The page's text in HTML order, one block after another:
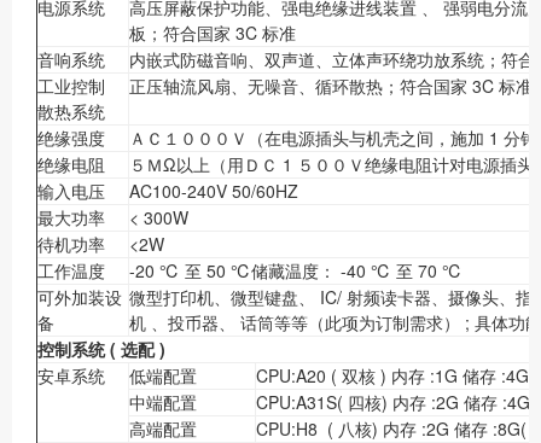
电源系统
高压屏蔽保护功能、强电绝缘进线装置 、 强弱电分流
板；符合国家 3C 标准
音响系统
内嵌式防磁音响、双声道、立体声环绕功放系统；符
工业控制
散热系统
正压轴流风扇、无噪音、循环散热；符合国家 3C 标准
绝缘强度
ＡＣ１０００Ｖ（在电源插头与机壳之间，施加 1 分
绝缘电阻
５ＭΩ以上（用ＤＣ 1 ５００Ｖ绝缘电阻计对电源插头
输入电压
AC100-240V 50/60HZ
最大功率
< 300W
待机功率
<2W
工作温度
-20 ℃ 至 50 ℃储藏温度： -40 ℃ 至 70 ℃
可外加装设
备
微型打印机、微型键盘、 IC/ 射频读卡器、摄像头、指
机 、投币器、 话筒等等（此项为订制需求） ; 具体功
控制系统 ( 选配 )
安卓系统
低端配置
CPU:A20 ( 双核 ) 内存 :1G 储存 :4G(
中端配置
CPU:A31S( 四核) 内存 :2G 储存
高端配置
CPU:H8 ( 八核) 内存 :2G 储存 :8G(